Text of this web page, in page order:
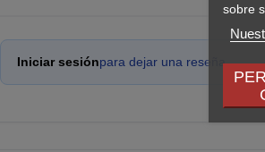
sobre
Iniciar sesiónpara dejar una reseña.